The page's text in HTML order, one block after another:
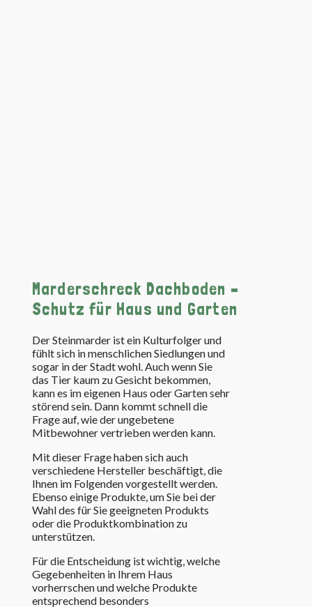
Marderschreck Dachboden –
Schutz für Haus und Garten
Der Steinmarder ist ein Kulturfolger und
fühlt sich in menschlichen Siedlungen und
sogar in der Stadt wohl. Auch wenn Sie
das Tier kaum zu Gesicht bekommen,
kann es im eigenen Haus oder Garten sehr
störend sein. Dann kommt schnell die
Frage auf, wie der ungebetene
Mitbewohner vertrieben werden kann.
Mit dieser Frage haben sich auch
verschiedene Hersteller beschäftigt, die
Ihnen im Folgenden vorgestellt werden.
Ebenso einige Produkte, um Sie bei der
Wahl des für Sie geeigneten Produkts
oder die Produktkombination zu
unterstützen.
Für die Entscheidung ist wichtig, welche
Gegebenheiten in Ihrem Haus
vorherrschen und welche Produkte
entsprechend besonders